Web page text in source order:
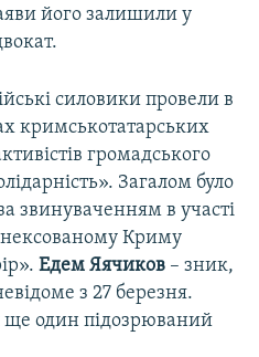
його залишили у
силовики провели в
кримськотатарських
громадського
Загалом було
звинуваченням в участі
Криму
Едем Яячиков – зник,
з 27 березня.
ще один підозрюваний